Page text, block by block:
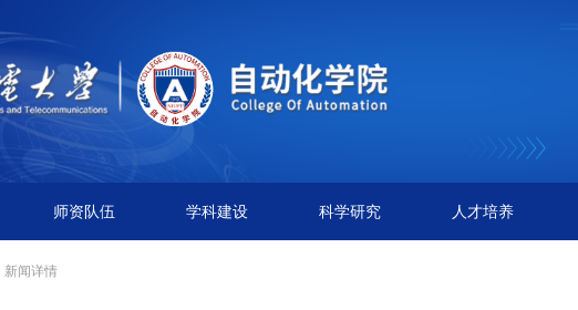
师资队伍 学科建设 科学研究 人才培养
| 新闻详情